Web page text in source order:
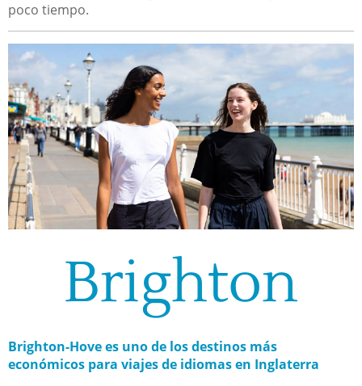
poco tiempo.
Brighton
Brighton-Hove es uno de los destinos más
económicos para viajes de idiomas en Inglaterra